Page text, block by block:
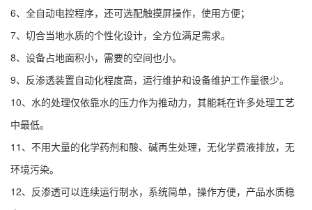
6、全自动电控程序，还可选配触摸屏操作，使用方便；
7、切合当地水质的个性化设计，全方位满足需求。
8、设备占地面积小，需要的空间也小。
9、反渗透装置自动化程度高，运行维护和设备维护工作量很少。
10、水的处理仅依靠水的压力作为推动力，其能耗在许多处理工艺
中最低。
11、不用大量的化学药剂和酸、碱再生处理，无化学费液排放，无
环境污染。
12、反渗透可以连续运行制水，系统简单，操作方便，产品水质稳